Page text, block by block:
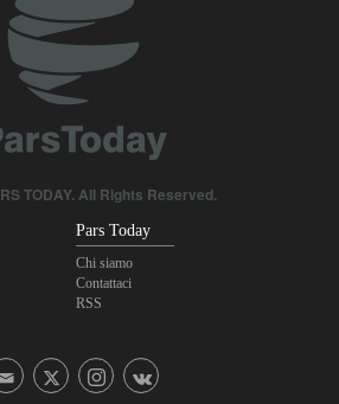
È tempo di contare solo su noi stessi e di
TODAY. All Rights Reserved.
Pars Today
Chi siamo
Contattaci
RSS